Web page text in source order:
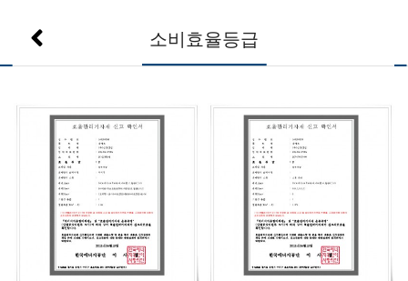
소비효율등급